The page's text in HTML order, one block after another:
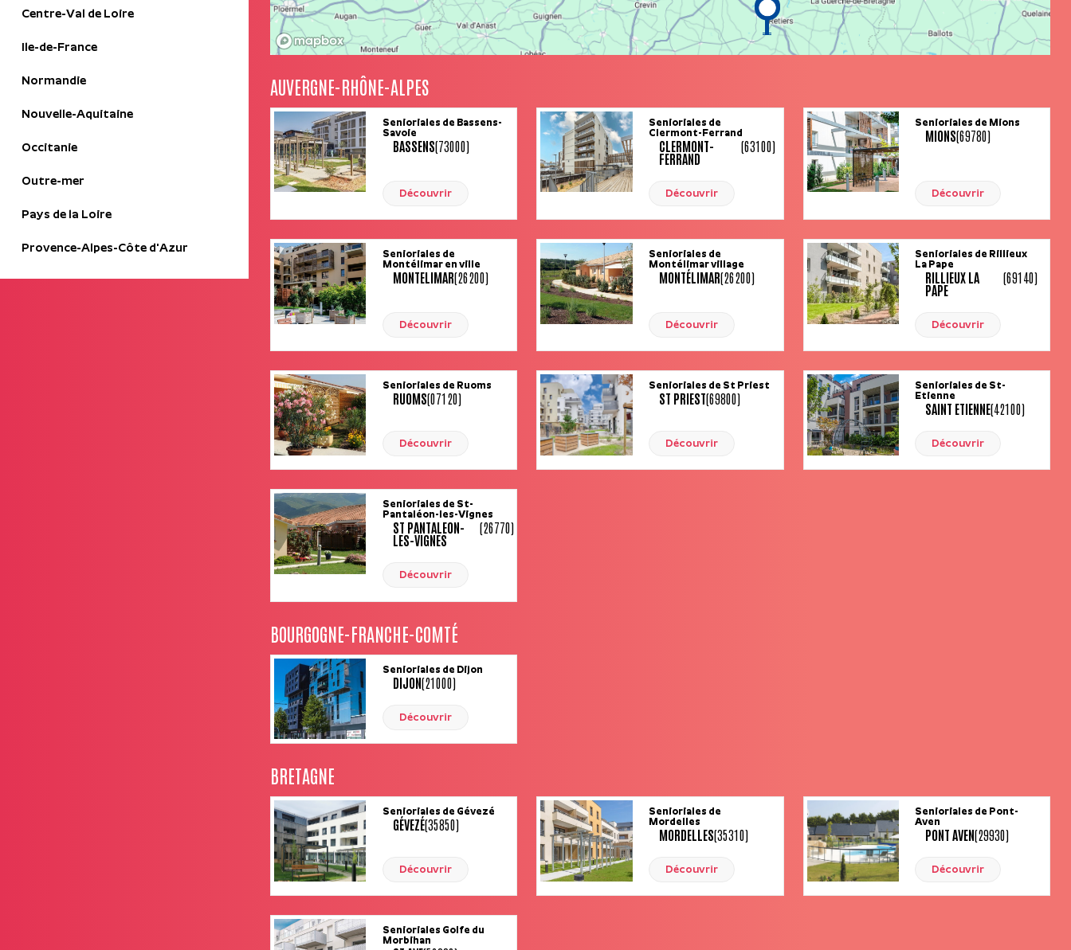
Centre-Val de Loire
Ile-de-France
Normandie
Nouvelle-Aquitaine
Occitanie
Outre-mer
Pays de la Loire
Provence-Alpes-Côte d'Azur
AUVERGNE-RHÔNE-ALPES
Senioriales de Bassens-
Savoie
BASSENS(73000)
Découvrir
Senioriales de
Clermont-Ferrand
CLERMONT-
FERRAND
(63100)
Découvrir
Senioriales de Mions
MIONS(69780)
Découvrir
Senioriales de
Montélimar en ville
MONTELIMAR(26200)
Découvrir
Senioriales de
Montélimar village
MONTÉLIMAR(26200)
Découvrir
Senioriales de Rillieux
La Pape
RILLIEUX LA
PAPE
(69140)
Découvrir
Senioriales de Ruoms
RUOMS(07120)
Découvrir
Senioriales de St Priest
ST PRIEST(69800)
Découvrir
Senioriales de St-
Etienne
SAINT ETIENNE(42100)
Découvrir
Senioriales de St-
Pantaléon-les-Vignes
ST PANTALEON-
LES-VIGNES
(26770)
Découvrir
BOURGOGNE-FRANCHE-COMTÉ
Senioriales de Dijon
DIJON(21000)
Découvrir
BRETAGNE
Senioriales de Gévezé
GÉVEZÉ(35850)
Découvrir
Senioriales de
Mordelles
MORDELLES(35310)
Découvrir
Senioriales de Pont-
Aven
PONT AVEN(29930)
Découvrir
Senioriales Golfe du
Morbihan